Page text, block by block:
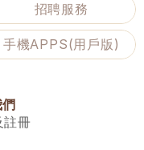
招聘服務
手機APPS(用戶版)
註冊